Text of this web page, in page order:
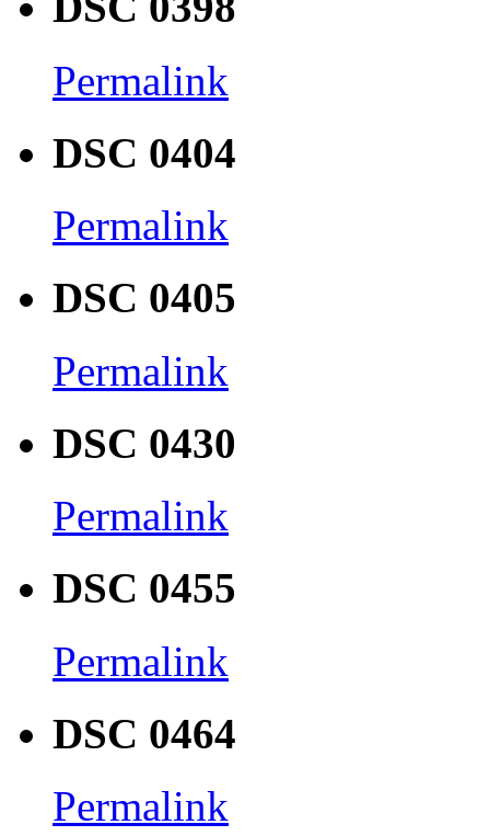
Permalink
DSC 0404
Permalink
DSC 0405
Permalink
DSC 0430
Permalink
DSC 0455
Permalink
DSC 0464
Permalink